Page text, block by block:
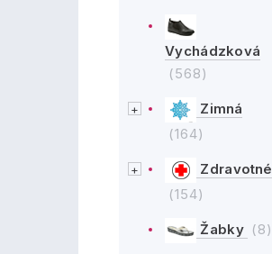
Vychádzková
(568)
Zimná
(164)
Zdravotné
(154)
Žabky (8)